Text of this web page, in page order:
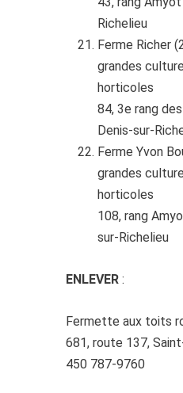
Richelieu
Ferme Richer
grandes
horticoles
84, 3e rang
Denis-sur-
Ferme Yvon
grandes
horticoles
108, rang
sur-Richelieu
ENLEVER :
Fermette aux toits
681, route 137,
450 787-9760